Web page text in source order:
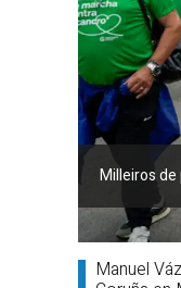
Milleiros de
Manuel